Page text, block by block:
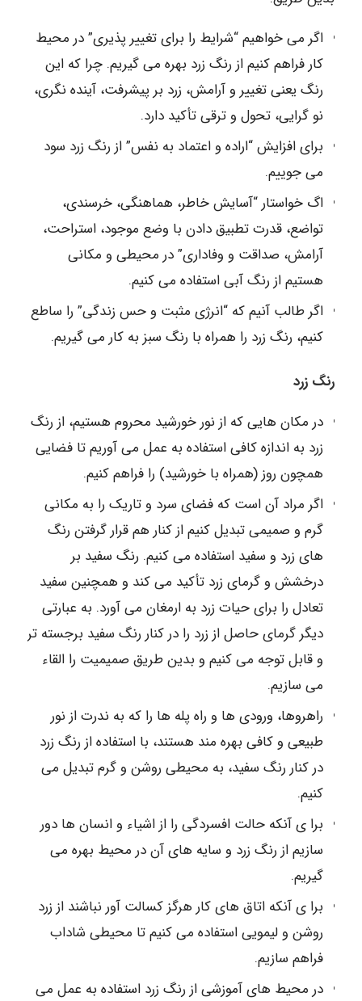
اگر می خواهیم “شرایط را برای تغییر پذیری” در محیط
کار فراهم کنیم از رنگ زرد بهره می گیریم. چرا که این
رنگ یعنی تغییر و آرامش، زرد بر پیشرفت، آینده نگری،
نو گرایی، تحول و ترقی تأکید دارد.
برای افزایش “اراده و اعتماد به نفس” از رنگ زرد سود
می جوییم.
اگ خواستار “آسایش خاطر، هماهنگی، خرسندی،
تواضع، قدرت تطبیق دادن با وضع موجود، استراحت،
آرامش، صداقت و وفاداری” در محیطی و مکانی
هستیم از رنگ آبی استفاده می کنیم.
اگر طالب آنیم که “انرژی مثبت و حس زندگی” را ساطع
کنیم، رنگ زرد را همراه با رنگ سبز به کار می گیریم.
رنگ زرد
در مکان هایی که از نور خورشید محروم هستیم، از رنگ
زرد به اندازه کافی استفاده به عمل می آوریم تا فضایی
همچون روز (همراه با خورشید) را فراهم کنیم.
اگر مراد آن است که فضای سرد و تاریک را به مکانی
گرم و صمیمی تبدیل کنیم از کنار هم قرار گرفتن رنگ
های زرد و سفید استفاده می کنیم. رنگ سفید بر
درخشش و گرمای زرد تأکید می کند و همچنین سفید
تعادل را برای حیات زرد به ارمغان می آورد. به عبارتی
دیگر گرمای حاصل از زرد را در کنار رنگ سفید برجسته تر
و قابل توجه می کنیم و بدین طریق صمیمیت را القاء
می سازیم.
راهروها، ورودی ها و راه پله ها را که به ندرت از نور
طبیعی و کافی بهره مند هستند، با استفاده از رنگ زرد
در کنار رنگ سفید، به محیطی روشن و گرم تبدیل می
کنیم.
برا ی آنکه حالت افسردگی را از اشیاء و انسان ها دور
سازیم از رنگ زرد و سایه های آن در محیط بهره می
گیریم.
برا ی آنکه اتاق های کار هرگز کسالت آور نباشند از زرد
روشن و لیمویی استفاده می کنیم تا محیطی شاداب
فراهم سازیم.
در محیط های آموزشی از رنگ زرد استفاده به عمل می